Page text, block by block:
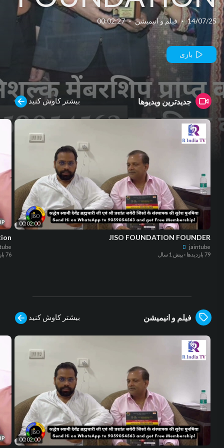
14/07/25
· فیلم و انیمیشن ·
00:02:27
بازی
جدیدترین ویدیوها بیشتر کاوش کنید
76 بازدیدها
00:02:00
JISO FOUNDATION FOUNDER
jaintube
79 بازدیدها
· پیش 1 سال
فیلم و انیمیشن بیشتر کاوش کنید
00:02:00